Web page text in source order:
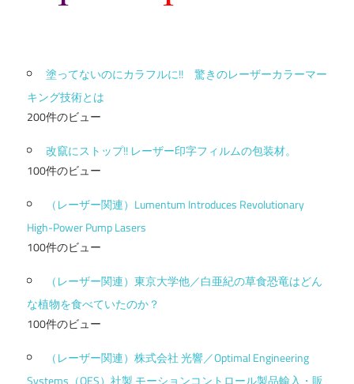
塗ってないのにカラフルに!! 驚きのレーザーカラーマー
キング技術とは
200件のビュー
改竄にストップ!! レーザー印字フィルムの包装材。
100件のビュー
（レーザー関連）Lumentum Introduces Revolutionary
High-Power Pump Lasers
100件のビュー
（レーザー関連）東京大学他／白亜紀の草食恐竜はどん
な植物を食べていたのか？
100件のビュー
（レーザー関連）株式会社 光響／Optimal Engineering
Systems（OES）社製 モーションコントロール製品輸入・販